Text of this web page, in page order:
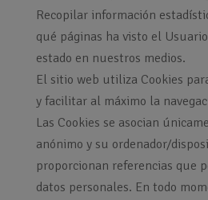
Recopilar información
qué páginas ha visto el
estado en nuestros medios.
El sitio web utiliza Cookies
y facilitar al máximo la
Las Cookies se asocian
anónimo y su ordenador/
proporcionan referencias que
datos personales. En todo